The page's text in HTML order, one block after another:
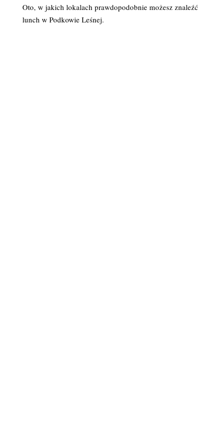
Oto, w jakich lokalach prawdopodobnie możesz znaleźć
lunch w Podkowie Leśnej.